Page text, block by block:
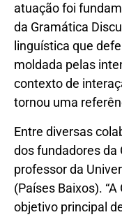
atuação foi
da Gramática
linguística que
moldada pelas
contexto de
tornou uma
Entre diversas
dos fundadores da
professor da
(Países Baixos).
objetivo principal